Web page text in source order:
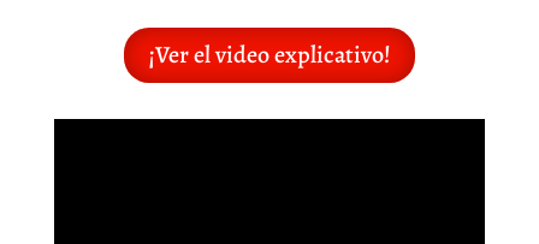
¡Ver el video explicativo!